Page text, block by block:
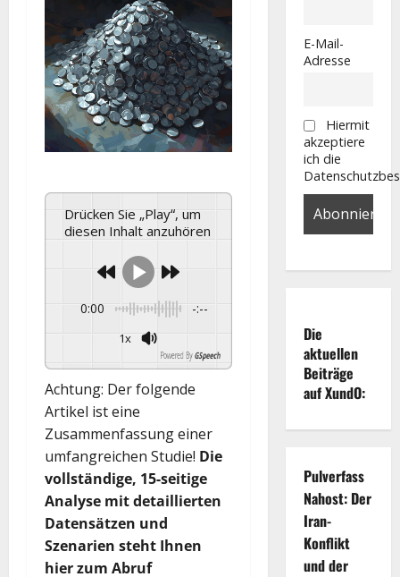
Drücken Sie „Play“, um
diesen Inhalt anzuhören
0:00 -:--
1x
Powered By GSpeech
Achtung: Der folgende
Artikel ist eine
Zusammenfassung einer
umfangreichen Studie! Die
vollständige, 15-seitige
Analyse mit detaillierten
Datensätzen und
Szenarien steht Ihnen
hier zum Abruf
E-Mail-
Adresse
Hiermit
akzeptiere
ich die
Die
aktuellen
Beiträge
auf XundO:
Pulverfass
Nahost: Der
Iran-
Konflikt
und der